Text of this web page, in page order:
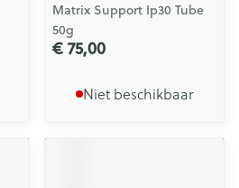
Matrix Support Ip30 Tube
50g
€ 75,00
Niet beschikbaar